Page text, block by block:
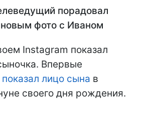
порадовал
фото с Иваном
Instagram показал
Впервые
показал лицо сына в
своего дня рождения.